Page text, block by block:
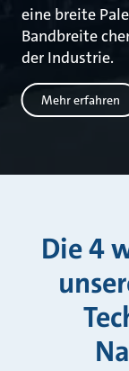
eine breite
Bandbreite
der Industrie.
Mehr erfahren
Die 4